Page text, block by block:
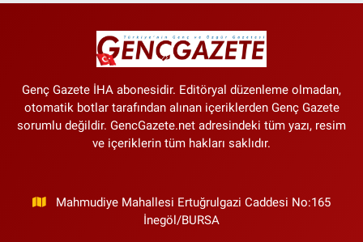
Genç Gazete İHA abonesidir. Editöryal düzenleme olmadan,
otomatik botlar tarafından alınan içeriklerden Genç Gazete
sorumlu değildir. GencGazete.net adresindeki tüm yazı, resim
ve içeriklerin tüm hakları saklıdır.
Mahmudiye Mahallesi Ertuğrulgazi Caddesi No:165
İnegöl/BURSA